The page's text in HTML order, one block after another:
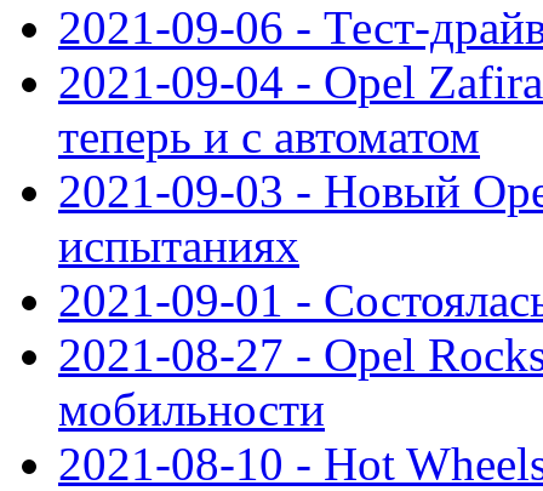
2021-09-06 - Тест-
2021-09-04 - Opel
теперь и с автоматом
2021-09-03 - Новый
испытаниях
2021-09-01 -
2021-08-27 - Opel
мобильности
2021-08-10 - Hot